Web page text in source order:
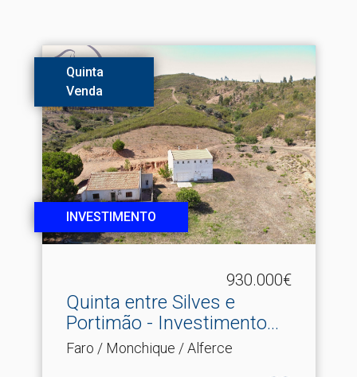
Quinta
Venda
INVESTIMENTO
930.000€
Quinta entre Silves e
Portimão - Investimento.​..
Faro / Monchique / Alferce